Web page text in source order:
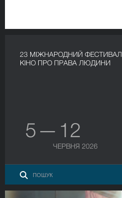
23 МІЖНАРОДНИЙ
КІНО ПРО ПРАВА ЛЮДИНИ
5 — 12
ЧЕРВНЯ 2026